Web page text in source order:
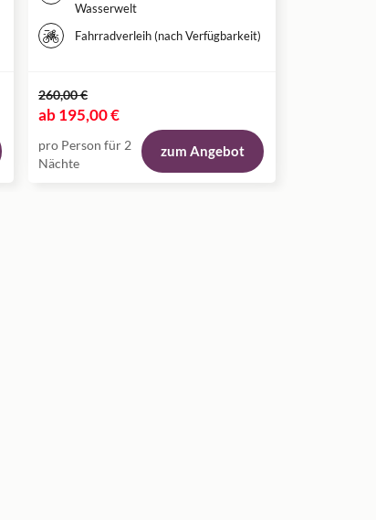
Wasserwelt
Fahrradverleih (nach Verfügbarkeit)
260,00 €
ab195,00 €
pro Person für 2
Nächte
zum Angebot